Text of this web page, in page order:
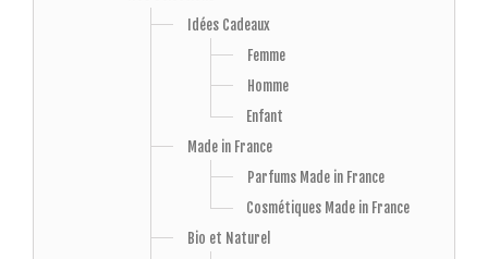
Idées Cadeaux
Femme
Homme
Enfant
Made in France
Parfums Made in France
Cosmétiques Made in France
Bio et Naturel